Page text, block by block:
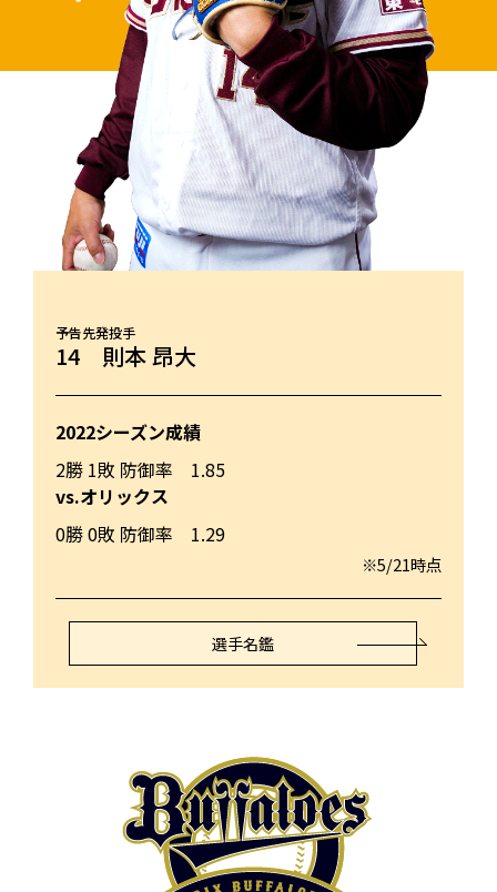
予告先発投手
14 則本 昂大
2022シーズン成績
2勝 1敗 防御率 1.85
vs.オリックス
0勝 0敗 防御率 1.29
※5/21時点
選手名鑑